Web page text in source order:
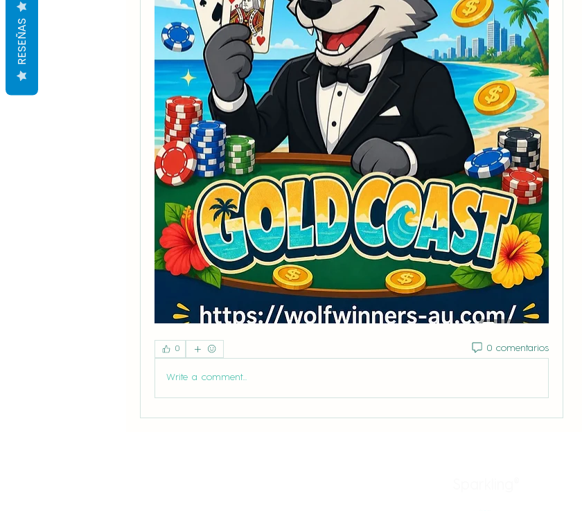
0 0 comentarios
Write a comment...
RESEÑAS